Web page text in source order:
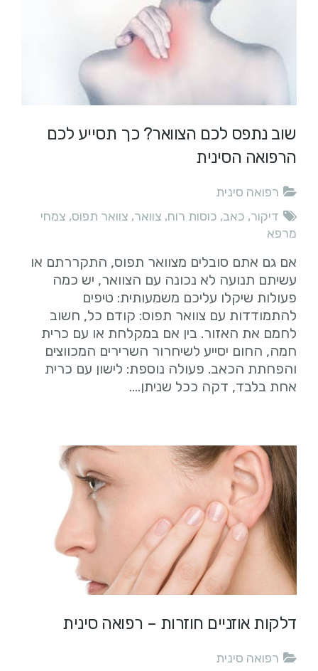
שוב נתפס לכם הצוואר? כך תסייע לכם
הרפואה הסינית
רפואה סינית
דיקור, כאב, כוסות רוח, צוואר, צוואר תפוס, צמחי
מרפא
אם גם אתם סובלים מצוואר תפוס, התקררתם או
עשיתם תנועה לא נכונה עם הצוואר, יש כמה
פעולות שיקלו עליכם משמעותית: טיפים
להתמודדות עם צוואר תפוס: קודם כל, חשוב
לחמם את האזור. בין אם במקלחת או עם כרית
חמה, החום יסייע לשיחרור השרירים המכווצים
והפחתת הכאב. פעולה נוספת: לישון עם כרית
אחת בלבד, דקה ככל שניתן….
דלקות אוזניים חוזרות – רפואה סינית
רפואה סינית